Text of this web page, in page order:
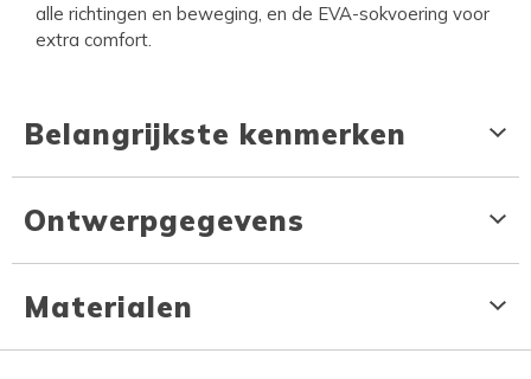
alle richtingen en beweging, en de EVA-sokvoering voor
extra comfort.
Belangrijkste kenmerken
Ontwerpgegevens
Materialen